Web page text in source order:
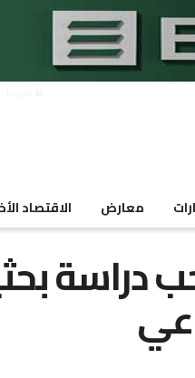
معارض الاقتصاد
دراسة